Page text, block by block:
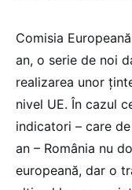
Comisia
an, o serie de noi
realizarea unor
nivel UE. În cazul
indicatori – care
an – România nu
europeană, dar o